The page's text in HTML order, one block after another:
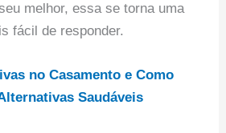
melhor, essa se torna uma
fácil de responder.
no Casamento e Como
Saudáveis